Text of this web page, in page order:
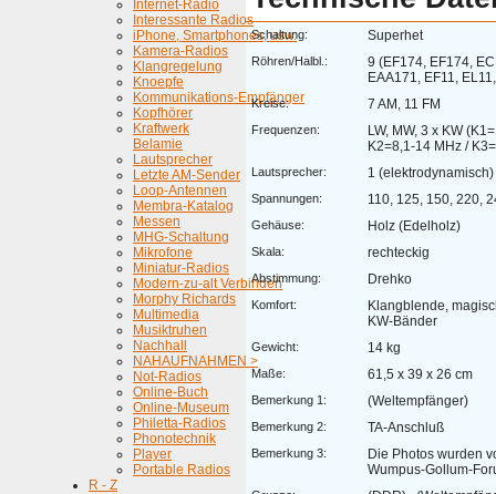
Internet-Radio
Interessante Radios
iPhone, Smartphones, usw.
Kamera-Radios
Klangregelung
Knoepfe
Kommunikations-Empfänger
Kopfhörer
Kraftwerk
Belamie
Lautsprecher
Letzte AM-Sender
Loop-Antennen
Membra-Katalog
Messen
MHG-Schaltung
Mikrofone
Miniatur-Radios
Modern-zu-alt Verbinden
Morphy Richards
Multimedia
Musiktruhen
Nachhall
NAHAUFNAHMEN >
Not-Radios
Online-Buch
Online-Museum
Philetta-Radios
Phonotechnik
Player
Portable Radios
R - Z
Schaltung: Superhet
Röhren/Halbl.:
9 (EF174, EF174,
EAA171, EF11,
Kreise: 7 AM, 11 FM
Frequenzen:
LW, MW, 3 x KW
K2=8,1-14 MHz /
Lautsprecher: 1 (elektrodynamisch)
Spannungen: 110, 125, 150, 220,
Gehäuse: Holz (Edelholz)
Skala: rechteckig
Abstimmung: Drehko
Komfort:
Klangblende,
KW-Bänder
Gewicht: 14 kg
Maße: 61,5 x 39 x 26 cm
Bemerkung 1: (Weltempfänger)
Bemerkung 2: TA-Anschluß
Bemerkung 3:
Die Photos wurden
Wumpus-Gollum-